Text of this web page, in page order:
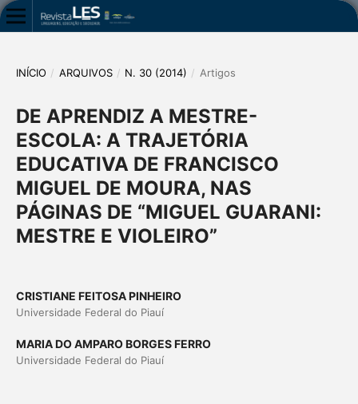
INÍCIO / ARQUIVOS / N. 30 (2014) / Artigos
DE APRENDIZ A MESTRE-
ESCOLA: A TRAJETÓRIA
EDUCATIVA DE FRANCISCO
MIGUEL DE MOURA, NAS
PÁGINAS DE “MIGUEL GUARANI:
MESTRE E VIOLEIRO”
CRISTIANE FEITOSA PINHEIRO
Universidade Federal do Piauí
MARIA DO AMPARO BORGES FERRO
Universidade Federal do Piauí